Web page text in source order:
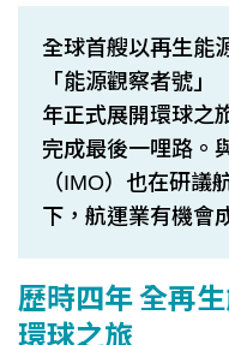
全球首艘以再生能
「能源觀察者號
年正式展開環球之
完成最後一哩路。
（IMO）也在研議
下，航運業有機會
歷時四年 全再
環球之旅